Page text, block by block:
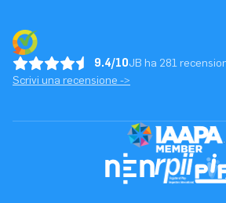
9.4/10JB ha 281
Scrivi una recensione ->